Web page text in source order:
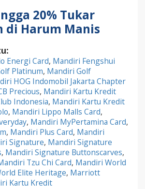
20% Tukar
di Harum Manis
Energi Card, Mandiri Fengshui
Platinum, Mandiri Golf
HOG Indomobil Jakarta Chapter
Precious, Mandiri Kartu Kredit
Indonesia, Mandiri Kartu Kredit
, Mandiri Lippo Malls Card,
, Mandiri MyPertamina Card,
, Mandiri Plus Card, Mandiri
Signature, Mandiri Signature
, Mandiri Signature Buttonscarves,
Tzu Chi Card, Mandiri World
Elite Heritage, Marriott
Kartu Kredit